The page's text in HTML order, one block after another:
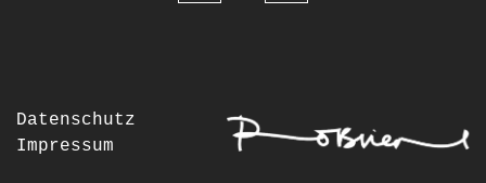
Datenschutz
Impressum